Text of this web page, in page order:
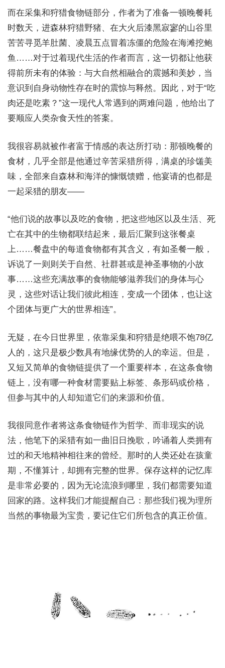
而在采集和狩猎食物链部分，作者为了准备一顿晚餐耗
时数天，进森林狩猎野猪、在大火后漆黑寂寥的山谷里
苦苦寻觅羊肚菌、凌晨五点冒着冻僵的危险在海滩挖鲍
鱼……对于过着现代生活的作者而言，这一切都让他获
得前所未有的体验：与大自然相融合的震撼和美妙，当
意识到自身动物性存在时的震惊与释然。因此，对于“吃
肉还是吃素？”这一现代人常遇到的两难问题，他给出了
要顺应人类杂食天性的答案。
我很容易就被作者富于情感的表达所打动：那顿晚餐的
食材，几乎全部是他通过辛苦采猎所得，满桌的珍馐美
味，全部来自森林和海洋的慷慨馈赠，他宴请的也都是
一起采猎的朋友——
“他们说的故事以及吃的食物，把这些地区以及生活、死
亡在其中的生物都联结起来，最后汇聚到这张餐桌
上……餐盘中的每道食物都有其含义，有如圣餐一般，
诉说了一则则关于自然、社群甚或是神圣事物的小故
事……这些充满故事的食物能够滋养我们的身体与心
灵，这些对话让我们彼此相连，变成一个团体，也让这
个团体与更广大的世界相连”。
无疑，在今日世界里，依靠采集和狩猎是绝喂不饱78亿
人的，这只是极少数具有地缘优势的人的幸运。但是，
又短又简单的食物链提供了一个重要样本，在这条食物
链上，没有哪一种食材需要贴上标签、条形码或价格，
但参与其中的人却知道它们的来源和价值。
我很同意作者将这条食物链作为哲学、而非现实的说
法，他笔下的采猎有如一曲旧日挽歌，吟诵着人类拥有
过的和天地精神相往来的曾经。那时的人类还处在孩童
期，不懂算计，却拥有完整的世界。保存这样的记忆库
是非常必要的，因为无论流浪到哪里，我们都需要知道
回家的路。这样我们才能提醒自己：那些我们视为理所
当然的事物最为宝贵，要记住它们所包含的真正价值。